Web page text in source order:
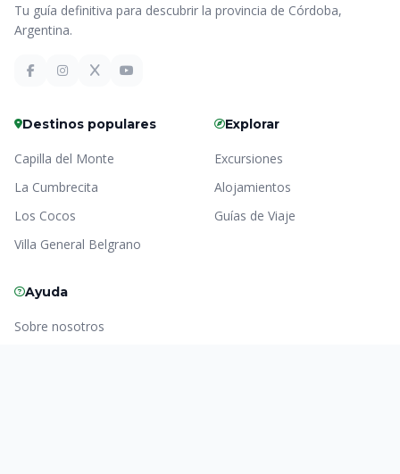
Tu guía definitiva para descubrir la provincia de Córdoba,
Argentina.
Destinos populares
Capilla del Monte
La Cumbrecita
Los Cocos
Villa General Belgrano
Explorar
Excursiones
Alojamientos
Guías de Viaje
Ayuda
Sobre nosotros